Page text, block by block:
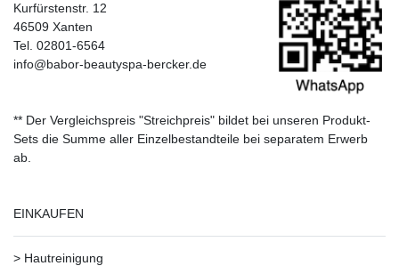
Kurfürstenstr. 12
46509 Xanten
Tel. 02801-6564
info@babor-beautyspa-bercker.de
** Der Vergleichspreis "Streichpreis" bildet bei unseren Produkt-
Sets die Summe aller Einzelbestandteile bei separatem Erwerb
ab.
EINKAUFEN
> Hautreinigung